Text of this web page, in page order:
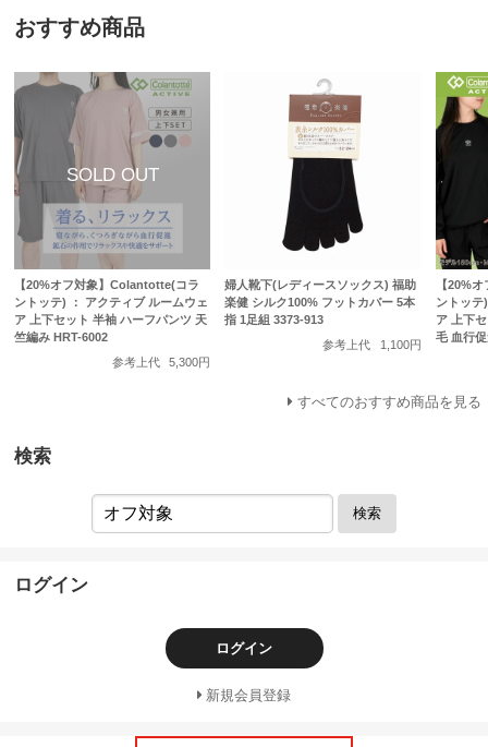
おすすめ商品
【20%オフ対象】Colantotte(コラ
ントッテ) ： アクティブ ルームウェ
ア 上下セット 半袖 ハーフパンツ 天
竺編み HRT-6002
参考上代
5,300円
婦人靴下(レディースソックス) 福助
楽健 シルク100% フットカバー 5本
指 1足組 3373-913
参考上代
1,100円
【20%
ントッテ
ア 上下
毛 血行
すべてのおすすめ商品を見る
検索
検索
ログイン
ログイン
新規会員登録